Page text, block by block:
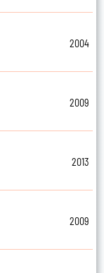
2004
2009
2013
2009